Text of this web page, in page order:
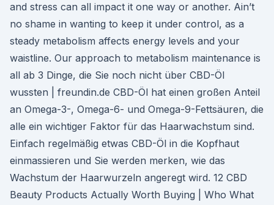
and stress can all impact it one way or another. Ain’t
no shame in wanting to keep it under control, as a
steady metabolism affects energy levels and your
waistline. Our approach to metabolism maintenance is
all ab 3 Dinge, die Sie noch nicht über CBD-Öl
wussten | freundin.de CBD-Öl hat einen großen Anteil
an Omega-3-, Omega-6- und Omega-9-Fettsäuren, die
alle ein wichtiger Faktor für das Haarwachstum sind.
Einfach regelmäßig etwas CBD-Öl in die Kopfhaut
einmassieren und Sie werden merken, wie das
Wachstum der Haarwurzeln angeregt wird. 12 CBD
Beauty Products Actually Worth Buying | Who What